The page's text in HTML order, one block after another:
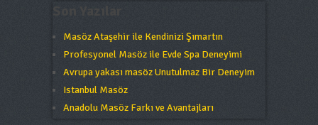
Masöz Ataşehir ile Kendinizi Şımartın
Profesyonel Masöz ile Evde Spa Deneyimi
Avrupa yakası masöz Unutulmaz Bir Deneyim
Istanbul Masöz
Anadolu Masöz Farkı ve Avantajları